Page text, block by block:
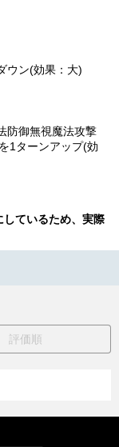
ウン(効果：大)
防御無視魔法攻撃
1ターンアップ(効
ているため、実際
評価順